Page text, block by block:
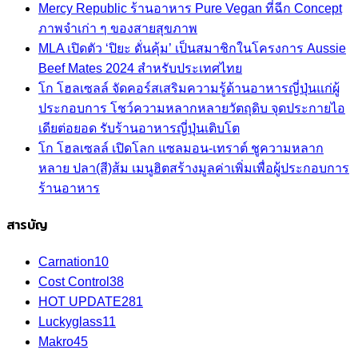
Mercy Republic ร้านอาหาร Pure Vegan ที่ฉีก Concept
ภาพจำเก่า ๆ ของสายสุขภาพ
MLA เปิดตัว ‘ปิยะ ดั่นคุ้ม’ เป็นสมาชิกในโครงการ Aussie
Beef Mates 2024 สำหรับประเทศไทย
โก โฮลเซลล์ จัดคอร์สเสริมความรู้ด้านอาหารญี่ปุ่นแก่ผู้
ประกอบการ โชว์ความหลากหลายวัตถุดิบ จุดประกายไอ
เดียต่อยอด รับร้านอาหารญี่ปุ่นเติบโต
โก โฮลเซลล์ เปิดโลก แซลมอน-เทราต์ ชูความหลาก
หลาย ปลา(สี)ส้ม เมนูฮิตสร้างมูลค่าเพิ่มเพื่อผู้ประกอบการ
ร้านอาหาร
สารบัญ
Carnation10
Cost Control 38
HOT UPDATE281
Luckyglass11
Makro45